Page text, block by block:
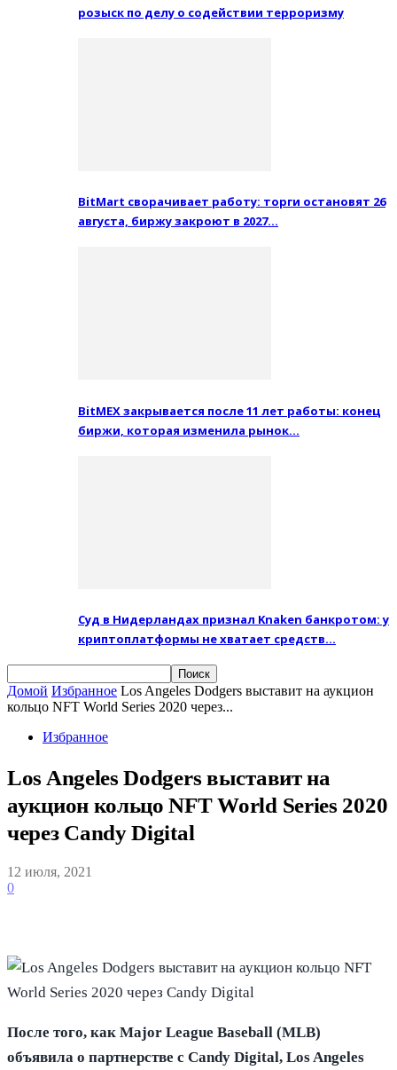
розыск по делу о содействии терроризму
BitMart сворачивает работу: торги остановят 26
августа, биржу закроют в 2027…
BitMEX закрывается после 11 лет работы: конец
биржи, которая изменила рынок…
Суд в Нидерландах признал Knaken банкротом: у
криптоплатформы не хватает средств…
Домой Избранное Los Angeles Dodgers выставит на аукцион
кольцо NFT World Series 2020 через...
Избранное
Los Angeles Dodgers выставит на
аукцион кольцо NFT World Series 2020
через Candy Digital
12 июля, 2021
0
После того, как Major League Baseball (MLB)
объявила о партнерстве с Candy Digital, Los Angeles